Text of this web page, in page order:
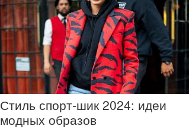
Стиль спорт-шик 2024: идеи
модных образов